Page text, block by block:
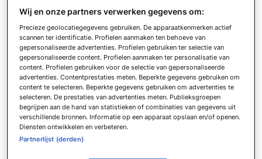
Samenvatting ADO Den Haag
Vrouwen - PEC Zwolle Vrouwen
Vr 22 mei
Samenvatting AZ Vrouwen - Excelsior
Vrouwen
Vr 22 mei
Samenvatting sc Heerenveen
Vrouwen - Ajax Vrouwen
Vr 22 mei
Samenvatting FC Utrecht Vrouwen -
Wij en onze partners verwerken gegevens om:
Precieze geolocatiegegevens gebruiken. De apparaatkenmerken actief
scannen ter identificatie. Profielen aanmaken ten behoeve van
gepersonaliseerde advertenties. Profielen gebruiken ter selectie van
gepersonaliseerde content. Profielen aanmaken ter personalisatie van
content. Profielen gebruiken voor de selectie van gepersonaliseerde
advertenties. Contentprestaties meten. Beperkte gegevens gebruiken om
content te selecteren. Beperkte gegevens gebruiken om advertenties te
selecteren. De prestaties van advertenties meten. Publieksgroepen
begrijpen aan de hand van statistieken of combinaties van gegevens uit
verschillende bronnen. Informatie op een apparaat opslaan en/of openen.
Diensten ontwikkelen en verbeteren.
Partnerlijst (derden)